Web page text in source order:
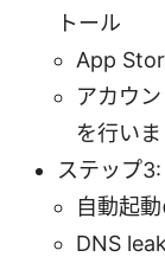
トール
App
アカウ
を行いま
ステップ
自動起
DNS